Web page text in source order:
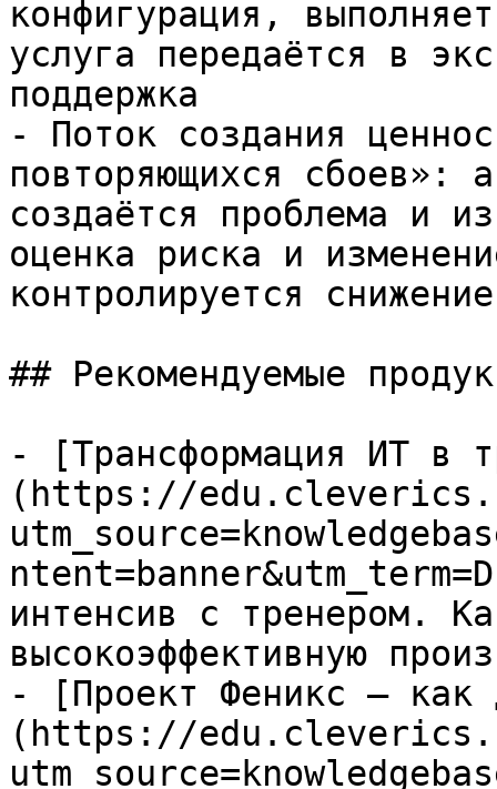
конфигурация,
услуга передаётся в
поддержка
- Поток создания
повторяющихся сбоев»:
создаётся проблема и
оценка риска и
контролируется
## Рекомендуемые
- [Трансформация ИТ в
(https://
интенсив с тренером.
высокоэффективную
- [Проект Феникс – как
(https://